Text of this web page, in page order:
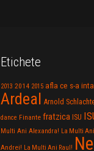
Etichete
2013 2014 2015 afla ce s-a
Ardeal Arnold
dance Finante fratzica ISU
Multi Ani Alexandra! La Multi
Andrei! La Multi Ani Raul!